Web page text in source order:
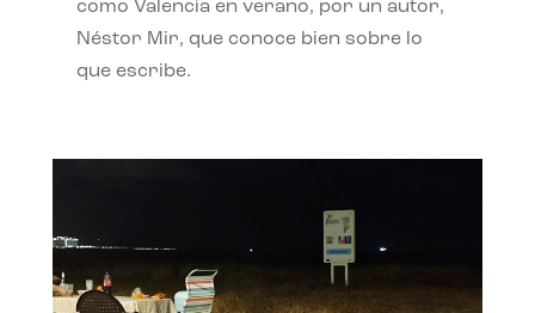
como Valencia en verano, por un autor,
Néstor Mir, que conoce bien sobre lo
que escribe.